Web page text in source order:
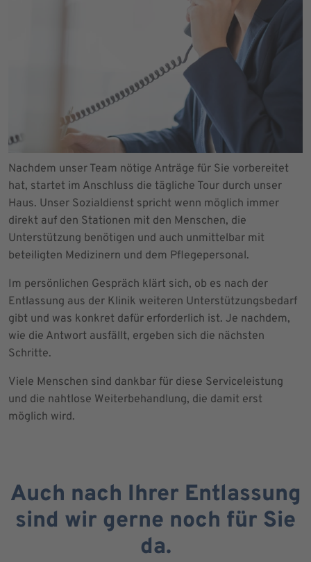
Nachdem unser Team nötige Anträge für Sie vorbereitet
hat, startet im Anschluss die tägliche Tour durch unser
Haus. Unser Sozialdienst spricht wenn möglich immer
direkt auf den Stationen mit den Menschen, die
Unterstützung benötigen und auch unmittelbar mit
beteiligten Medizinern und dem Pflegepersonal.
Im persönlichen Gespräch klärt sich, ob es nach der
Entlassung aus der Klinik weiteren Unterstützungsbedarf
gibt und was konkret dafür erforderlich ist. Je nachdem,
wie die Antwort ausfällt, ergeben sich die nächsten
Schritte.
Viele Menschen sind dankbar für diese Serviceleistung
und die nahtlose Weiterbehandlung, die damit erst
möglich wird.
Auch nach Ihrer Entlassung
sind wir gerne noch für Sie
da.